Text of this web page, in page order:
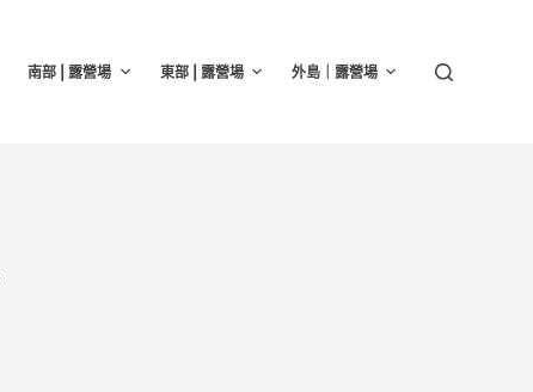
南部 | 露營場 東部 | 露營場 外島｜露營場